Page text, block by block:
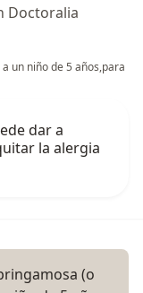
Doctoralia
un niño de 5 años,para
dar a
la alergia
(o